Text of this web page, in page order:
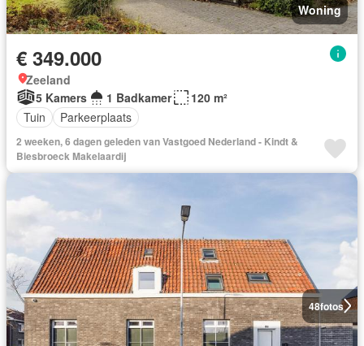
Woning
€ 349.000
Zeeland
5 Kamers
1 Badkamer
120 m²
Tuin
Parkeerplaats
2 weeken, 6 dagen geleden van Vastgoed Nederland - Kindt &
Biesbroeck Makelaardij
48fotos